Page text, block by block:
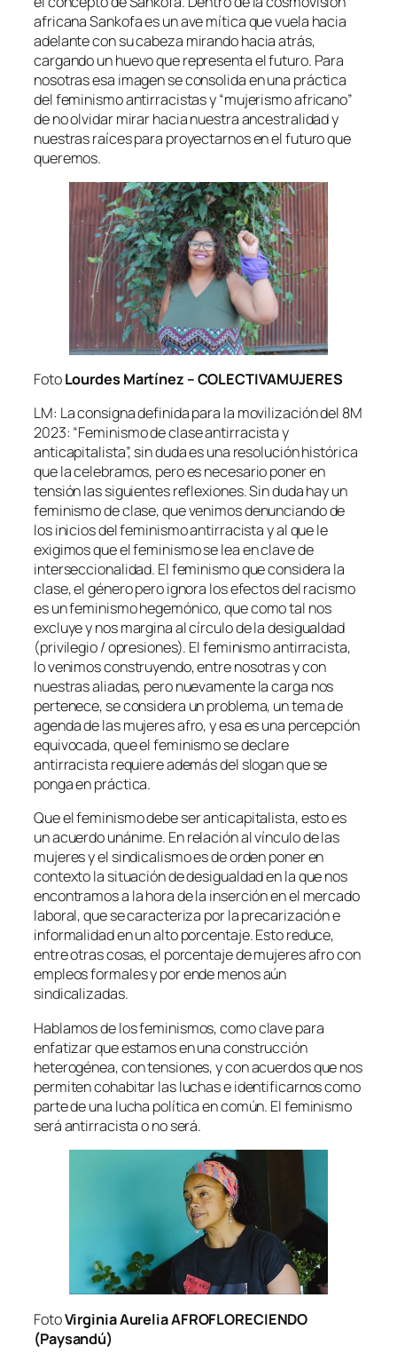
africana Sankofa es un ave mítica que vuela hacia
adelante con su cabeza mirando hacia atrás,
cargando un huevo que representa el futuro. Para
nosotras esa imagen se consolida en una práctica
del feminismo antirracistas y “mujerismo africano”
de no olvidar mirar hacia nuestra ancestralidad y
nuestras raíces para proyectarnos en el futuro que
queremos.
FotoLourdes Martínez – COLECTIVAMUJERES
LM: La consigna definida para la movilización del 8M
2023: “Feminismo de clase antirracista y
anticapitalista”, sin duda es una resolución histórica
que la celebramos, pero es necesario poner en
tensión las siguientes reflexiones. Sin duda hay un
feminismo de clase, que venimos denunciando de
los inicios del feminismo antirracista y al que le
exigimos que el feminismo se lea en clave de
interseccionalidad. El feminismo que considera la
clase, el género pero ignora los efectos del racismo
es un feminismo hegemónico, que como tal nos
excluye y nos margina al círculo de la desigualdad
(privilegio / opresiones). El feminismo antirracista,
lo venimos construyendo, entre nosotras y con
nuestras aliadas, pero nuevamente la carga nos
pertenece, se considera un problema, un tema de
agenda de las mujeres afro, y esa es una percepción
equivocada, que el feminismo se declare
antirracista requiere además del slogan que se
ponga en práctica.
Que el feminismo debe ser anticapitalista, esto es
un acuerdo unánime. En relación al vínculo de las
mujeres y el sindicalismo es de orden poner en
contexto la situación de desigualdad en la que nos
encontramos a la hora de la inserción en el mercado
laboral, que se caracteriza por la precarización e
informalidad en un alto porcentaje. Esto reduce,
entre otras cosas, el porcentaje de mujeres afro con
empleos formales y por ende menos aún
sindicalizadas.
Hablamos de los feminismos, como clave para
enfatizar que estamos en una construcción
heterogénea, con tensiones, y con acuerdos que nos
permiten cohabitar las luchas e identificarnos como
parte de una lucha política en común. El feminismo
será antirracista o no será.
FotoVirginia Aurelia AFROFLORECIENDO
(Paysandú)